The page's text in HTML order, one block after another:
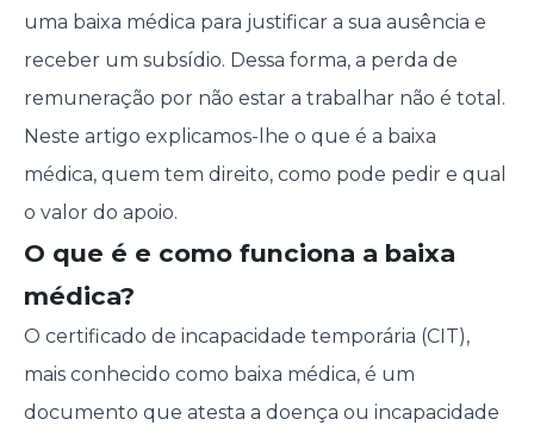
uma baixa médica para justificar a sua ausência e
receber um subsídio. Dessa forma, a perda de
remuneração por não estar a trabalhar não é total.
Neste artigo explicamos-lhe o que é a baixa
médica, quem tem direito, como pode pedir e qual
o valor do apoio.
O que é e como funciona a baixa
médica?
O certificado de incapacidade temporária (CIT),
mais conhecido como baixa médica, é um
documento que atesta a doença ou incapacidade